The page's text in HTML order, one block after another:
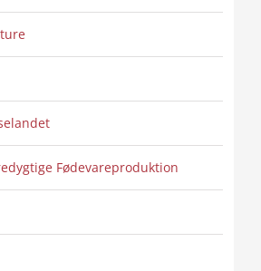
Fødevareproduktion